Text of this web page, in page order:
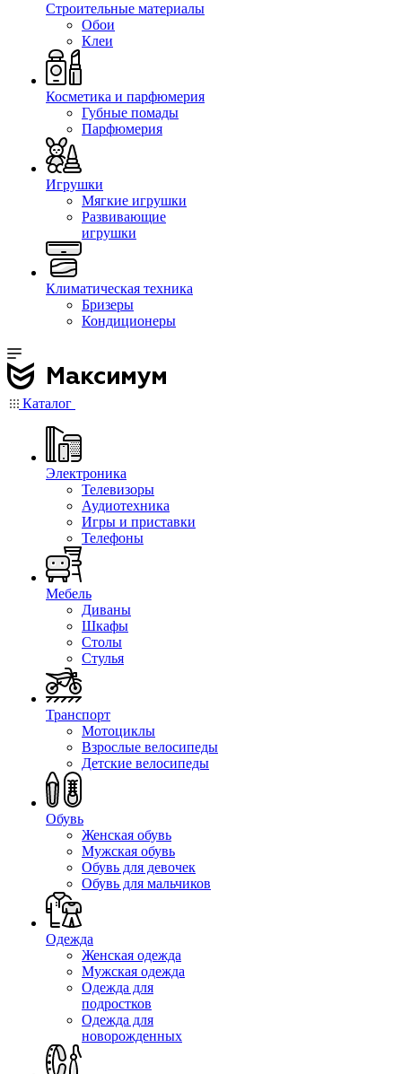
Строительные материалы
Обои
Клеи
Косметика и парфюмерия
Губные помады
Парфюмерия
Игрушки
Мягкие игрушки
Развивающие
игрушки
Климатическая техника
Бризеры
Кондиционеры
Каталог
Электроника
Телевизоры
Аудиотехника
Игры и приставки
Телефоны
Мебель
Диваны
Шкафы
Столы
Стулья
Транспорт
Мотоциклы
Взрослые велосипеды
Детские велосипеды
Обувь
Женская обувь
Мужская обувь
Обувь для девочек
Обувь для мальчиков
Одежда
Женская одежда
Мужская одежда
Одежда для
подростков
Одежда для
новорожденных